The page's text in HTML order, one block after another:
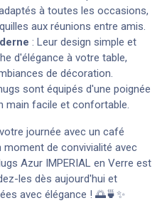
à toutes les occasions,
aux réunions entre amis.
: Leur design simple et
d'élégance à votre table,
de décoration.
sont équipés d'une poignée
main facile et confortable.
journée avec un café
de convivialité avec
Azur IMPERIAL en Verre est
les dès aujourd'hui et
avec élégance ! 🌅🍵✨